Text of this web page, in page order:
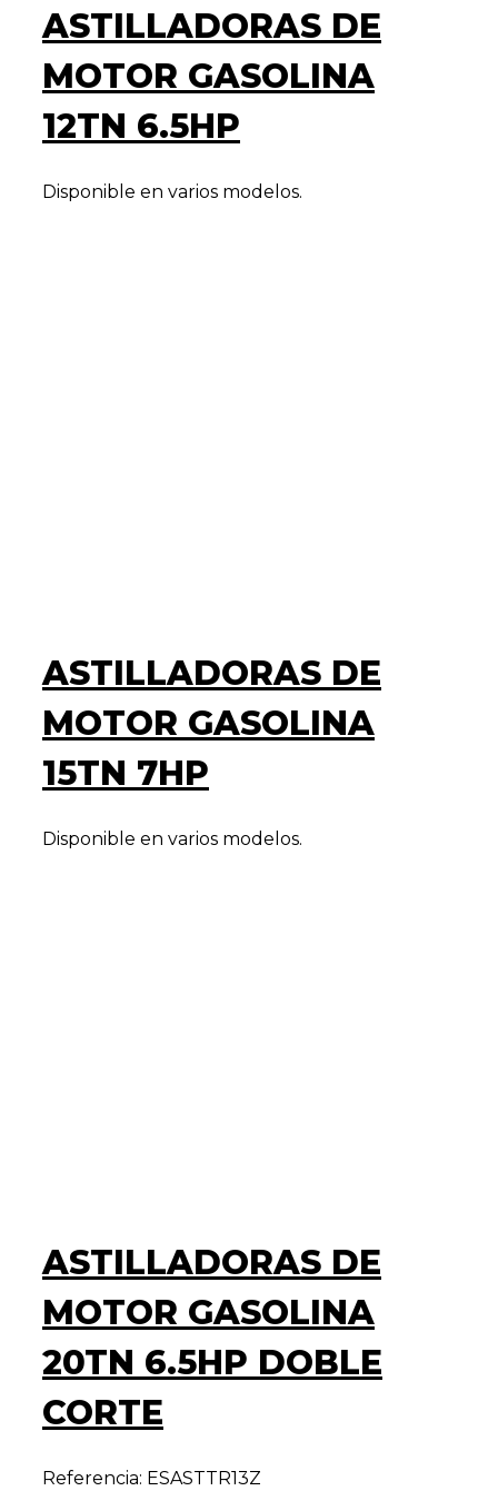
ASTILLADORAS DE
MOTOR GASOLINA
12TN 6.5HP
Disponible en varios modelos.
ASTILLADORAS DE
MOTOR GASOLINA
15TN 7HP
Disponible en varios modelos.
ASTILLADORAS DE
MOTOR GASOLINA
20TN 6.5HP DOBLE
CORTE
Referencia: ESASTTR13Z